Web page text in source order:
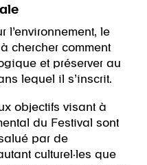
l’environnement, le
chercher comment
et préserver au
lequel il s’inscrit.
objectifs visant à
du Festival sont
par de
culturel·les que